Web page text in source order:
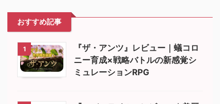
おすすめ記事
1
『ザ・アンツ』レビュー｜蟻コロ
ニー育成×戦略バトルの新感覚シ
ミュレーションRPG